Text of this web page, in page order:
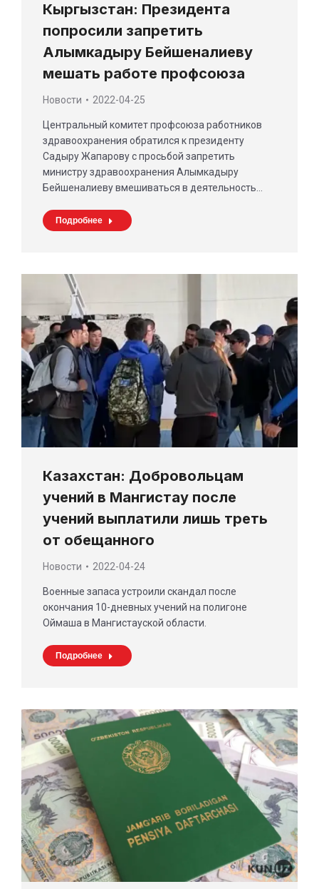
Кыргызстан: Президента
попросили запретить
Алымкадыру Бейшеналиеву
мешать работе профсоюза
Новости 2022-04-25
Центральный комитет профсоюза работников
здравоохранения обратился к президенту
Садыру Жапарову с просьбой запретить
министру здравоохранения Алымкадыру
Бейшеналиеву вмешиваться в деятельность…
Подробнее
Казахстан: Добровольцам
учений в Мангистау после
учений выплатили лишь треть
от обещанного
Новости 2022-04-24
Военные запаса устроили скандал после
окончания 10-дневных учений на полигоне
Оймаша в Мангистауской области.
Подробнее